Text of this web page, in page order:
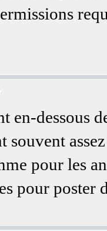
en-dessous
souvent
pour les
pour poster